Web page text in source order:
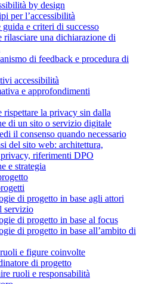
by design
per l’accessibilità
e criteri di successo
rilasciare una dichiarazione di
di feedback e procedura di
accessibilità
e approfondimenti
rispettare la privacy sin dalla
di un sito o servizio digitale
il consenso quando necessario
del sito web: architettura,
riferimenti DPO
e strategia
di progetto in base agli attori
servizio
di progetto in base al focus
di progetto in base all’ambito di
e figure coinvolte
di progetto
ruoli e responsabilità